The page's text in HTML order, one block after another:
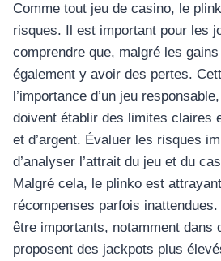
Comme tout jeu de casino, le
risques. Il est important pour les
comprendre que, malgré les
également y avoir des pertes.
l’importance d’un jeu
doivent établir des limites claires
et d’argent. Évaluer les risques
d’analyser l’attrait du jeu et du
Malgré cela, le plinko est
récompenses parfois
être importants, notamment dans
proposent des jackpots plus